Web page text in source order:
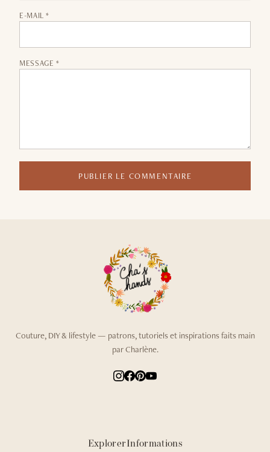
E-MAIL *
MESSAGE *
PUBLIER LE COMMENTAIRE
Couture, DIY & lifestyle — patrons, tutoriels et inspirations faits main
par Charlène.
ExplorerInformations